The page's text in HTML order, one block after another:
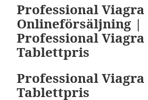
Professional Viagra
Onlineförsäljning |
Professional Viagra
Tablettpris
Professional Viagra
Tablettpris